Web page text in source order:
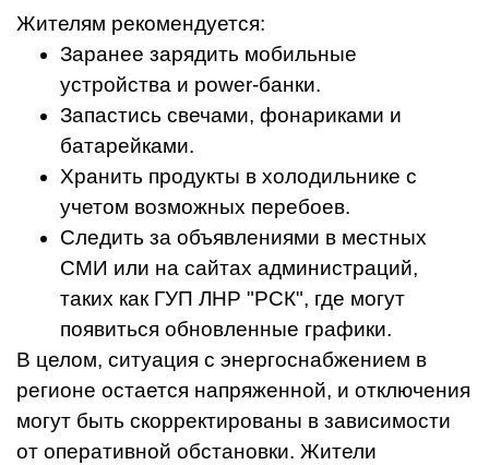
Жителям рекомендуется:
Заранее зарядить мобильные
устройства и power-банки.
Запастись свечами, фонариками и
батарейками.
Хранить продукты в холодильнике с
учетом возможных перебоев.
Следить за объявлениями в местных
СМИ или на сайтах администраций,
таких как ГУП ЛНР "РСК", где могут
появиться обновленные графики.
В целом, ситуация с энергоснабжением в
регионе остается напряженной, и отключения
могут быть скорректированы в зависимости
от оперативной обстановки. Жители